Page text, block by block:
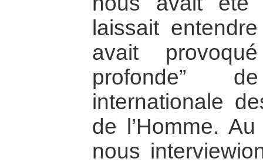
laissait
avait
profonde”
internationale
de l’Homme.
nous